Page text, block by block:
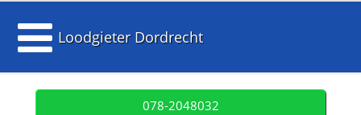
Loodgieter Dordrecht
078-2048032